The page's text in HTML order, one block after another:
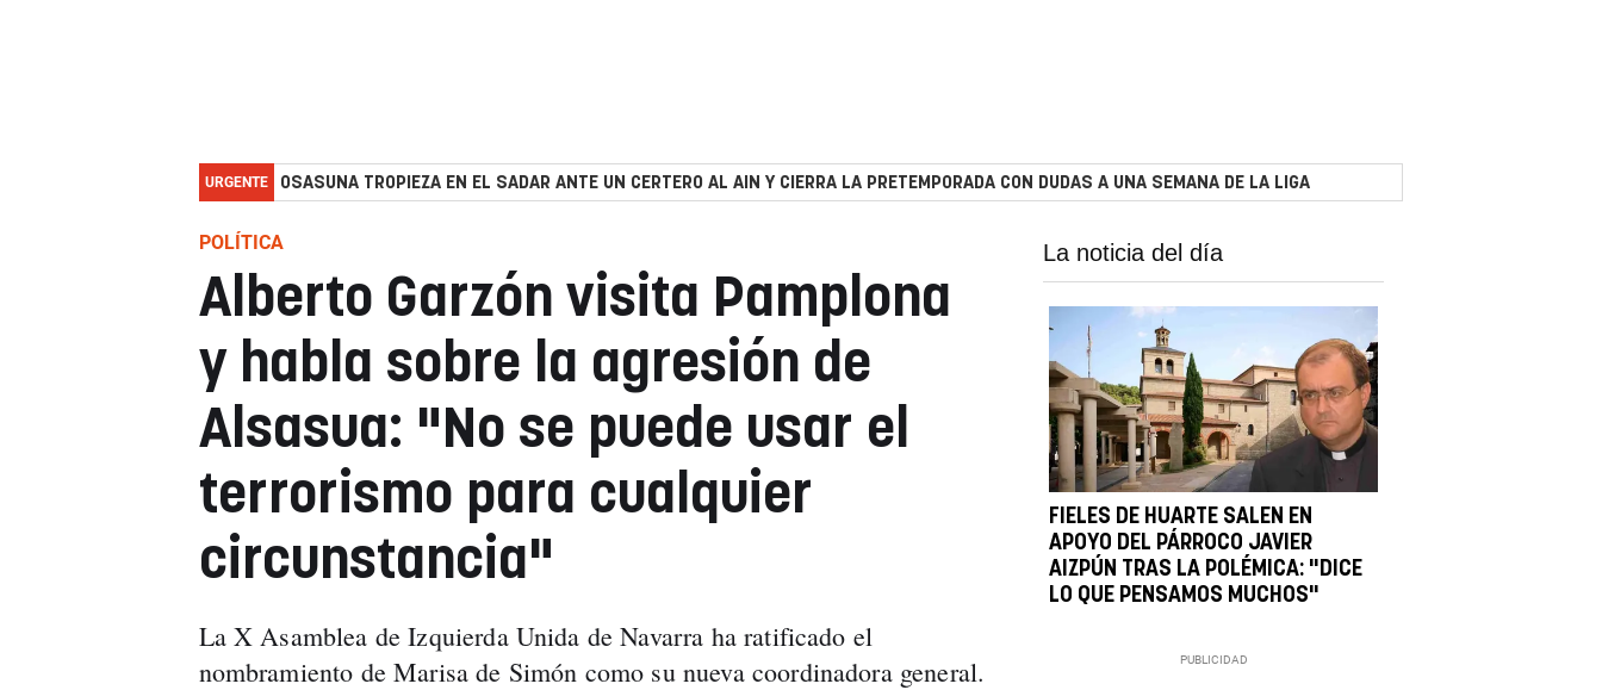
URGENTE OSASUNA TROPIEZA EN EL SADAR ANTE UN CERTERO AL AIN Y CIERRA LA PRETEMPORADA CON DUDAS A UNA SEMANA DE LA LIGA
POLÍTICA
Alberto Garzón visita Pamplona
y habla sobre la agresión de
Alsasua: "No se puede usar el
terrorismo para cualquier
circunstancia"
La X Asamblea de Izquierda Unida de Navarra ha ratificado el
nombramiento de Marisa de Simón como su nueva coordinadora general.
La noticia del día
FIELES DE HUARTE SALEN EN
APOYO DEL PÁRROCO JAVIER
AIZPÚN TRAS LA POLÉMICA: "DICE
LO QUE PENSAMOS MUCHOS"